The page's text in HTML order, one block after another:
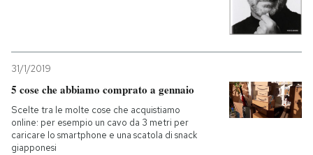
31/1/2019
5 cose che abbiamo comprato a gennaio
Scelte tra le molte cose che acquistiamo
online: per esempio un cavo da 3 metri per
caricare lo smartphone e una scatola di snack
giapponesi